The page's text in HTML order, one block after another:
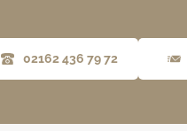
02162 436 79 72